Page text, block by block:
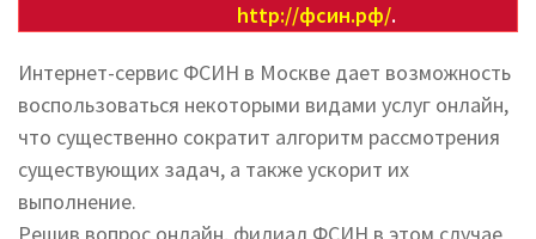
http://фсин.рф/.
Интернет-сервис ФСИН в Москве дает возможность
воспользоваться некоторыми видами услуг онлайн,
что существенно сократит алгоритм рассмотрения
существующих задач, а также ускорит их
выполнение.